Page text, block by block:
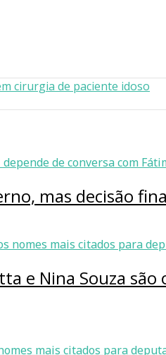
cirurgia de paciente idoso
mas decisão
e Nina Souza